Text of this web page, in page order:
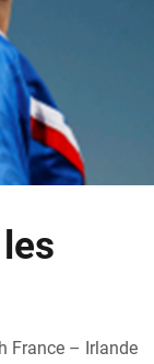
France – Irlande